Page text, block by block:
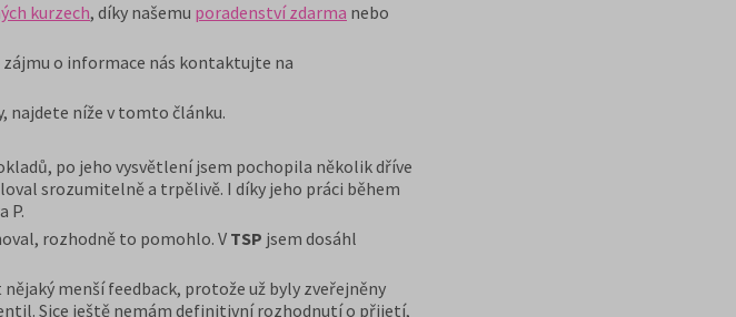
kurzech, díky našemu poradenství zdarma nebo
o informace nás kontaktujte na
najdete níže v tomto článku.
po jeho vysvětlení jsem pochopila několik dříve
srozumitelně a trpělivě. I díky jeho práci během
P.
rozhodně to pomohlo. V TSP jsem dosáhl
menší feedback, protože už byly zveřejněny
Sice ještě nemám definitivní rozhodnutí o přijetí,